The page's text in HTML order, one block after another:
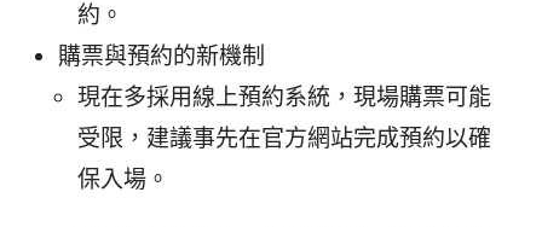
約。
購票與預約的新機制
現在多採用線上預約系統，現場購票可能
受限，建議事先在官方網站完成預約以確
保入場。